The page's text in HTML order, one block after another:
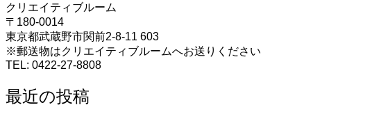
クリエイティブルーム
〒180-0014
東京都武蔵野市関前2-8-11 603
※郵送物はクリエイティブルームへお送りください
TEL: 0422-27-8808
最近の投稿